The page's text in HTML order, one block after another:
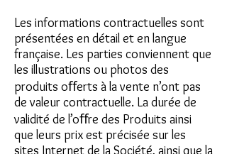
Les informations contractuelles sont
présentées en détail et en langue
française. Les parties conviennent que
les illustrations ou photos des
produits oﬀerts à la vente n’ont pas
de valeur contractuelle. La durée de
validité de l’oﬀre des Produits ainsi
que leurs prix est précisée sur les
sites Internet de la Société, ainsi que la